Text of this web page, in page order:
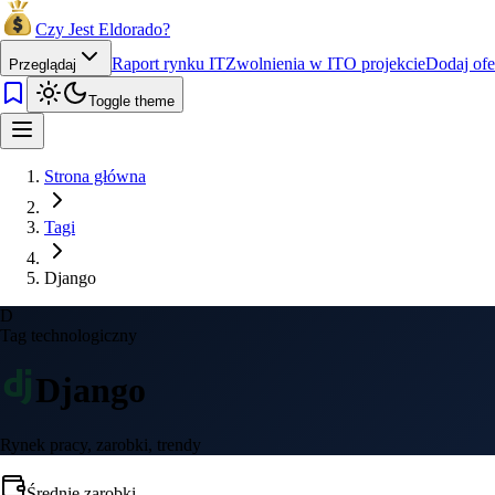
Czy Jest Eldorado?
Przeglądaj Raport rynku ITZwolnienia w ITO projekcieDodaj
Toggle theme
Strona główna
Tagi
Django
D
Tag technologiczny
Django
Rynek pracy, zarobki, trendy